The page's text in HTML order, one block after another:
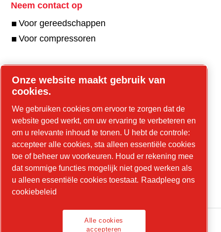
Neem contact op
Voor gereedschappen
Voor compressoren
Online tools
LinkedIn
YouTube
Instagram
Onze website maakt gebruik van
cookies.
We gebruiken cookies om ervoor te zorgen dat de
website goed werkt, om uw ervaring te verbeteren en
om u relevante inhoud te tonen. U hebt de controle:
accepteer alle cookies, sta alleen essentiële cookies
toe of beheer uw voorkeuren. Houd er rekening mee
dat sommige functies mogelijk niet goed werken als
u alleen essentiële cookies toestaat. Raadpleeg ons
cookiebeleid
Alle cookies
accepteren